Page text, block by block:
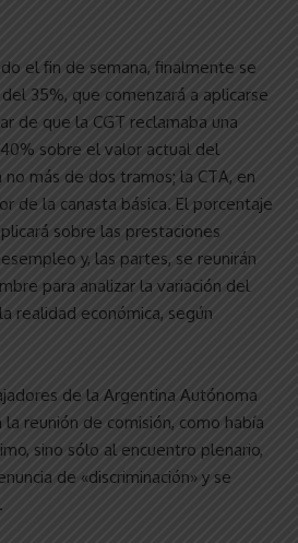
el fin de semana, finalmente se
35%, que comenzará a aplicarse
de que la CGT reclamaba una
sobre el valor actual del
más de dos tramos; la CTA, en
de la canasta básica. El porcentaje
sobre las prestaciones
y, las partes, se reunirán
para analizar la variación del
realidad económica, según
de la Argentina Autónoma
reunión de comisión, como había
sino sólo al encuentro plenario,
de «discriminación» y se